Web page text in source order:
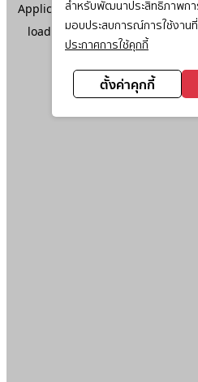
สำหรับพัฒนาประสิทธิภาพกา
มอบประสบการณ์การใช้งาน
ประกาศการใช้คุกกี้
ตั้งค่าคุกกี้
Application error: aclient-side
loadingwww.ktc.co.th(see the